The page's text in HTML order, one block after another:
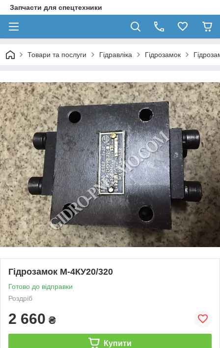
Запчасти для спецтехники
Товари та послуги Гідравліка Гідрозамок
Гідрозамок М-4КУ20/320
Готово до відправки
Роздріб
2 660 ₴
Купити